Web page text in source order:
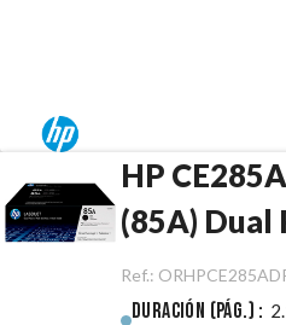
HP CE285A
(85A) Dual
Negro
Ref.:
Duración (pág.) :